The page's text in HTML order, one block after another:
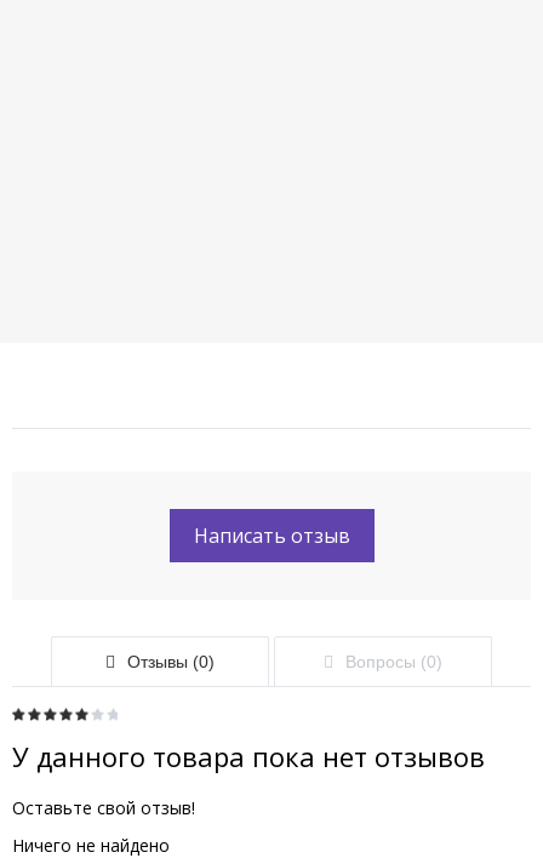
Написать отзыв
Отзывы (0) Вопросы (0)
У данного товара пока нет отзывов
Оставьте свой отзыв!
Ничего не найдено